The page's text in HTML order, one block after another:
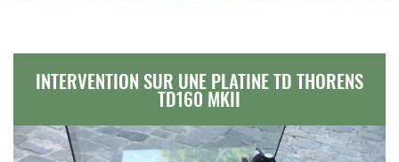
INTERVENTION SUR UNE PLATINE TD THORENS
TD160 MKII